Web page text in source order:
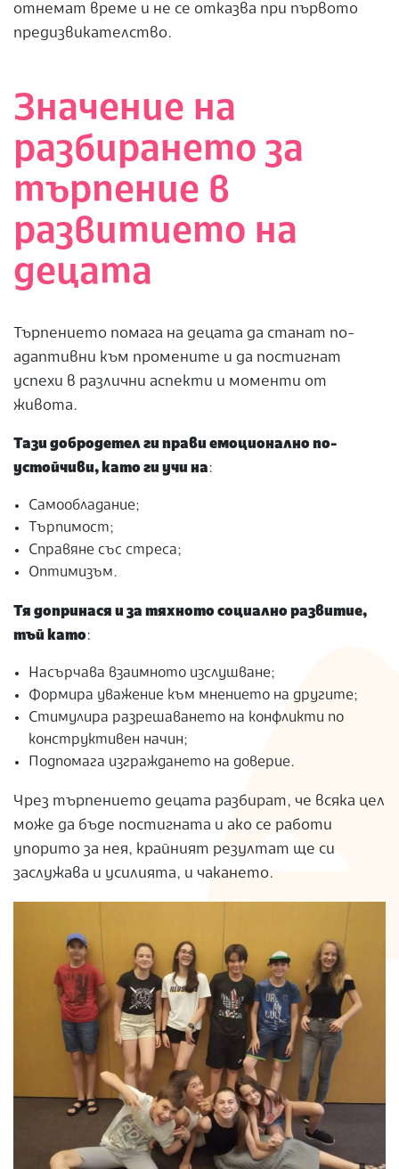
отнемат време и не се отказва при първото
предизвикателство.
Значение на
разбирането за
търпение в
развитието на
децата
Търпението помага на децата да станат по-
адаптивни към промените и да постигнат
успехи в различни аспекти и моменти от
живота.
Тази добродетел ги прави емоционално по-
устойчиви, като ги учи на:
Самообладание;
Търпимост;
Справяне със стреса;
Оптимизъм.
Тя допринася и за тяхното социално развитие,
тъй като:
Насърчава взаимното изслушване;
Формира уважение към мнението на другите;
Стимулира разрешаването на конфликти по
конструктивен начин;
Подпомага изграждането на доверие.
Чрез търпението децата разбират, че всяка цел
може да бъде постигната и ако се работи
упорито за нея, крайният резултат ще си
заслужава и усилията, и чакането.